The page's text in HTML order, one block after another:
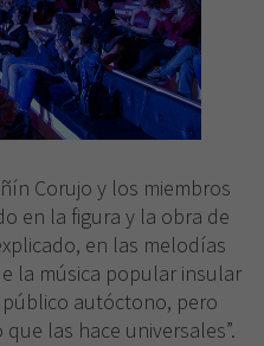
Corujo y los miembros
en la figura y la obra de
en las melodías
la música popular insular
autóctono, pero
las hace universales”.